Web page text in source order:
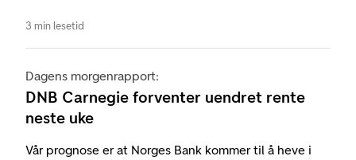
3 min lesetid
Dagens morgenrapport:
DNB Carnegie forventer uendret rente
neste uke
Vår prognose er at Norges Bank kommer til å heve i